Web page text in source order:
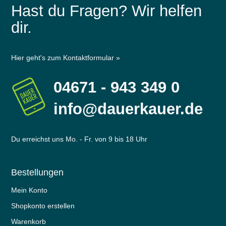
Hast du Fragen? Wir helfen
dir.
Hier geht's zum Kontaktformular »
04671 - 943 349 0
info@dauerkauer.de
Du erreichst uns Mo. - Fr. von 9 bis 18 Uhr
Bestellungen
Mein Konto
Shopkonto erstellen
Warenkorb